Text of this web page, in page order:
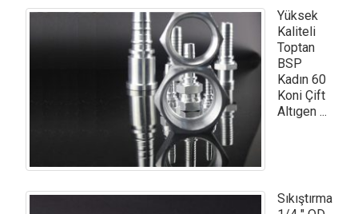
Yüksek
Kaliteli
Toptan
BSP
Kadın 60
Koni Çift
Altıgen ...
Sıkıştırma